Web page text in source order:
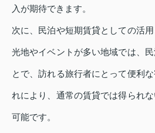
入が期待できます。
次に、民泊や短期賃貸としての活
光地やイベントが多い地域では、
とで、訪れる旅行者にとって便利
れにより、通常の賃貸では得られ
可能です。